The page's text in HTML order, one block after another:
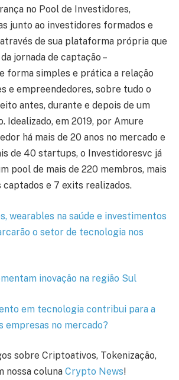
no Pool de Investidores,
junto ao investidores formados e
de sua plataforma própria que
jornada de captação –
forma simples e prática a relação
e empreendedores, sobre tudo o
antes, durante e depois de um
Idealizado, em 2019, por Amure
há mais de 20 anos no mercado e
de 40 startups, o Investidoresvc já
pool de mais de 220 membros, mais
captados e 7 exits realizados.
wearables na saúde e investimentos
o setor de tecnologia nos
inovação na região Sul
em tecnologia contribui para a
empresas no mercado?
sobre Criptoativos, Tokenização,
nossa coluna Crypto News!